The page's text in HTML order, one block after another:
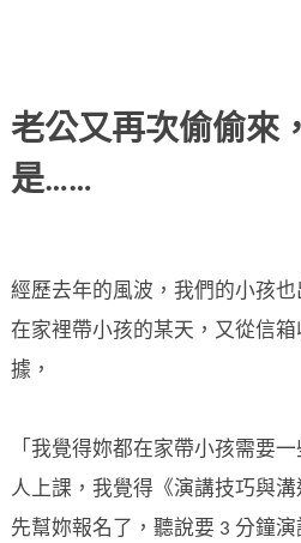
老公又再次偷偷來
是……
經歷去年的風波，我們的小孩
在家裡帶小孩的某天，又從信
據，
「我覺得妳都在家帶小孩需要
人上課，我覺得《演講技巧與
先幫妳報名了，聽說要 3 分鐘演